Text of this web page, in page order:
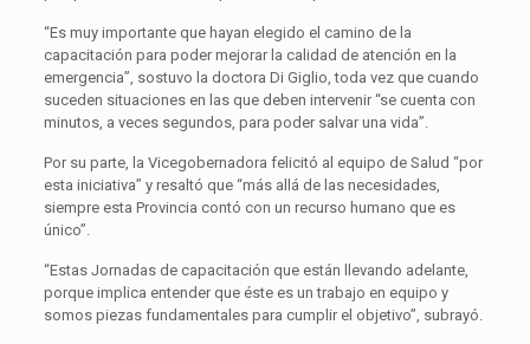
“Es muy importante que hayan elegido el camino de la
capacitación para poder mejorar la calidad de atención en la
emergencia”, sostuvo la doctora Di Giglio, toda vez que cuando
suceden situaciones en las que deben intervenir “se cuenta con
minutos, a veces segundos, para poder salvar una vida”.
Por su parte, la Vicegobernadora felicitó al equipo de Salud “por
esta iniciativa” y resaltó que “más allá de las necesidades,
siempre esta Provincia contó con un recurso humano que es
único”.
“Estas Jornadas de capacitación que están llevando adelante,
porque implica entender que éste es un trabajo en equipo y
somos piezas fundamentales para cumplir el objetivo”, subrayó.